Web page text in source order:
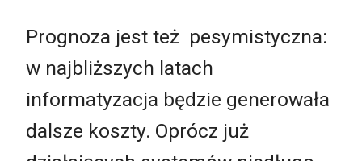
Prognoza jest też pesymistyczna:
w najbliższych latach
informatyzacja będzie generowała
dalsze koszty. Oprócz już